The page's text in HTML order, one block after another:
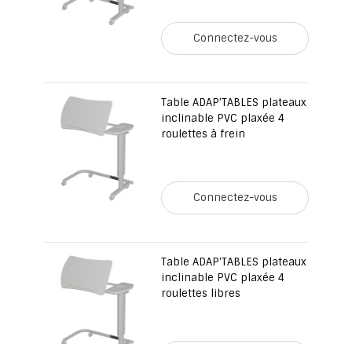
Connectez-vous
Table ADAP'TABLES plateaux
inclinable PVC plaxée 4
roulettes à frein
Connectez-vous
Table ADAP'TABLES plateaux
inclinable PVC plaxée 4
roulettes libres